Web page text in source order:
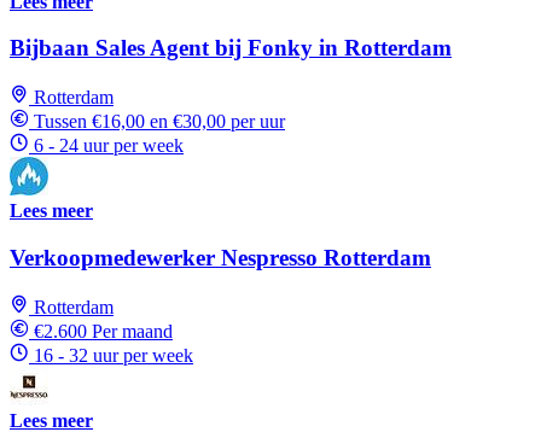
Bijbaan Sales Agent bij Fonky in Rotterdam
Rotterdam
Tussen €16,00 en €30,00 per uur
6 - 24 uur per week
Lees meer
Verkoopmedewerker Nespresso Rotterdam
Rotterdam
€2.600 Per maand
16 - 32 uur per week
Lees meer